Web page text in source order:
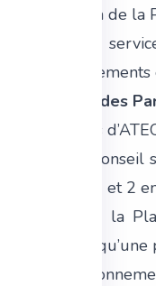
7.1. L’Utilisation de
7.2. Tout autre
moyens de
8. Obligations des
8.1. Obligations
8.1.1. ATEOS
et 7 jours sur 7 et 2
8.1.2. L’accès à la
majeure, telle
8.1.3. Le